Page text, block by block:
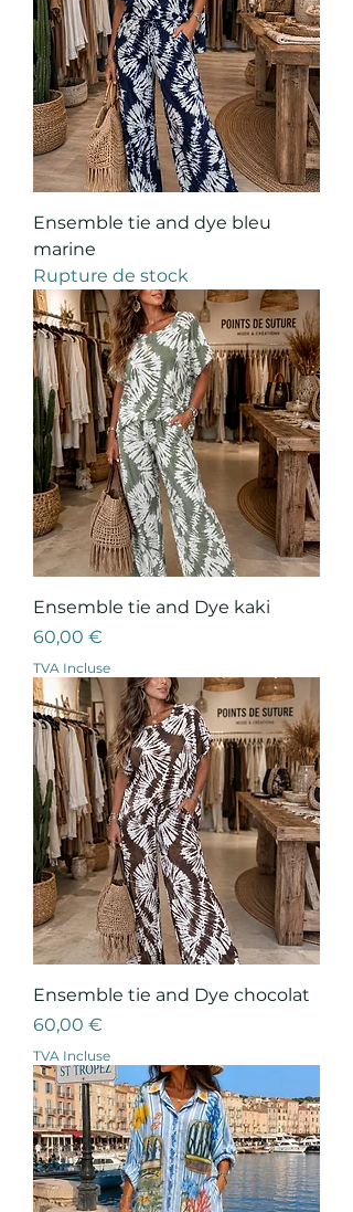
Ensemble tie and dye bleu
marine
Rupture de stock
Ensemble tie and Dye kaki
Prix
60,00 €
TVA Incluse
Ensemble tie and Dye chocolat
Prix
60,00 €
TVA Incluse